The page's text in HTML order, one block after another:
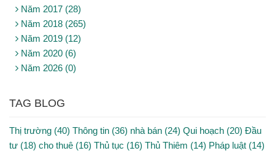
Năm 2017 (28)
Năm 2018 (265)
Năm 2019 (12)
Năm 2020 (6)
Năm 2026 (0)
TAG BLOG
Thị trường (40) Thông tin (36) nhà bán (24) Qui hoạch (20) Đầu
tư (18) cho thuê (16) Thủ tục (16) Thủ Thiêm (14) Pháp luật (14)